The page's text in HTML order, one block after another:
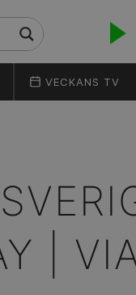
VECKANS TV
|